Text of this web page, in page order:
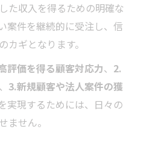
た収入を得るための明確な
案件を継続的に受注し、信
カギとなります。
評価を得る顧客対応力、 2.
、 3.新規顧客や法人案件の獲
実現するためには、日々の
ません。